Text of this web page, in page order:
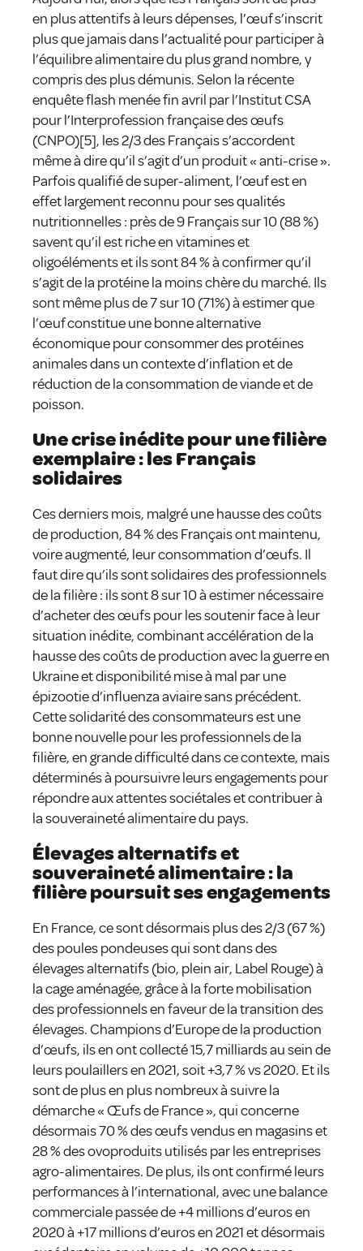
en plus attentifs à leurs dépenses, l’œuf s’inscrit
plus que jamais dans l’actualité pour participer à
l’équilibre alimentaire du plus grand nombre, y
compris des plus démunis. Selon la récente
enquête flash menée fin avril par l’Institut CSA
pour l’Interprofession française des œufs
(CNPO)[5], les 2/3 des Français s’accordent
même à dire qu’il s’agit d’un produit « anti-crise ».
Parfois qualifié de super-aliment, l’œuf est en
effet largement reconnu pour ses qualités
nutritionnelles : près de 9 Français sur 10 (88 %)
savent qu’il est riche en vitamines et
oligoéléments et ils sont 84 % à confirmer qu’il
s’agit de la protéine la moins chère du marché. Ils
sont même plus de 7 sur 10 (71%) à estimer que
l’œuf constitue une bonne alternative
économique pour consommer des protéines
animales dans un contexte d’inflation et de
réduction de la consommation de viande et de
poisson.
Une crise inédite pour une filière
exemplaire : les Français
solidaires
Ces derniers mois, malgré une hausse des coûts
de production, 84 % des Français ont maintenu,
voire augmenté, leur consommation d’œufs. Il
faut dire qu’ils sont solidaires des professionnels
de la filière : ils sont 8 sur 10 à estimer nécessaire
d’acheter des œufs pour les soutenir face à leur
situation inédite, combinant accélération de la
hausse des coûts de production avec la guerre en
Ukraine et disponibilité mise à mal par une
épizootie d’influenza aviaire sans précédent.
Cette solidarité des consommateurs est une
bonne nouvelle pour les professionnels de la
filière, en grande difficulté dans ce contexte, mais
déterminés à poursuivre leurs engagements pour
répondre aux attentes sociétales et contribuer à
la souveraineté alimentaire du pays.
Élevages alternatifs et
souveraineté alimentaire : la
filière poursuit ses engagements
En France, ce sont désormais plus des 2/3 (67 %)
des poules pondeuses qui sont dans des
élevages alternatifs (bio, plein air, Label Rouge) à
la cage aménagée, grâce à la forte mobilisation
des professionnels en faveur de la transition des
élevages. Champions d’Europe de la production
d’œufs, ils en ont collecté 15,7 milliards au sein de
leurs poulaillers en 2021, soit +3,7 % vs 2020. Et ils
sont de plus en plus nombreux à suivre la
démarche « Œufs de France », qui concerne
désormais 70 % des œufs vendus en magasins et
28 % des ovoproduits utilisés par les entreprises
agro-alimentaires. De plus, ils ont confirmé leurs
performances à l’international, avec une balance
commerciale passée de +4 millions d’euros en
2020 à +17 millions d’euros en 2021 et désormais